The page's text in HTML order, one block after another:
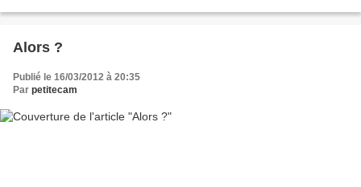
Alors ?
Publié le 16/03/2012 à 20:35
Par petitecam